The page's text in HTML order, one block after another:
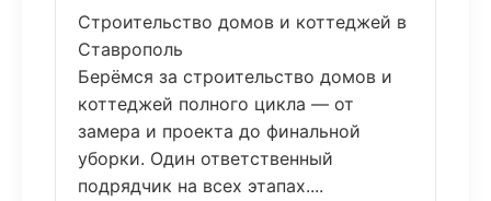
Строительство домов и коттеджей в
Ставрополь
Берёмся за строительство домов и
коттеджей полного цикла — от
замера и проекта до финальной
уборки. Один ответственный
подрядчик на всех этапах....